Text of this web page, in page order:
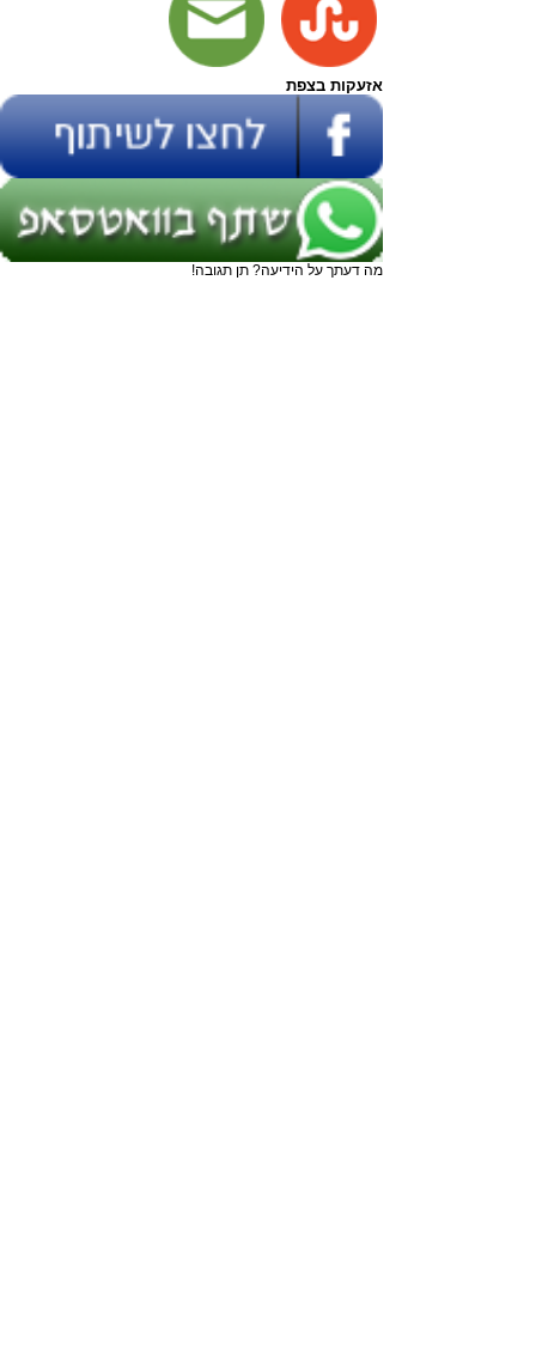
אזעקות בצפת
מה דעתך על הידיעה? תן תגובה!